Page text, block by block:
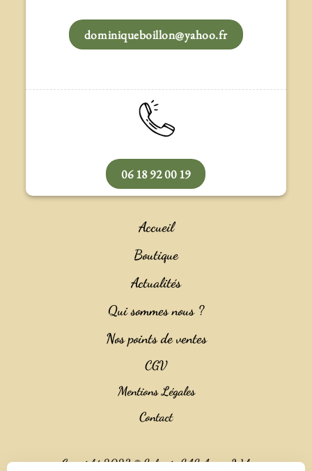
dominiqueboillon@yahoo.fr
06 18 92 00 19
Accueil
Boutique
Actualités
Qui sommes nous ?
Nos points de ventes
CGV
Mentions Légales
Contact
Copyright 2023 ©Salencia SAS Agence Web